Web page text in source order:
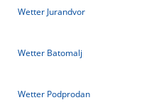
Wetter Jurandvor
Wetter Batomalj
Wetter Podprodan